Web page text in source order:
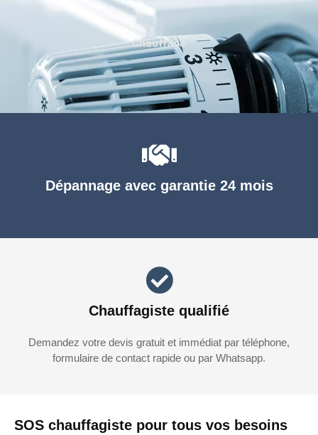
SOS chauffagiste pour tous vos besoins
Dépannage avec garantie 24 mois
Chauffagiste qualifié
Demandez votre devis gratuit et immédiat par téléphone,
formulaire de contact rapide ou par Whatsapp.
Chauffage